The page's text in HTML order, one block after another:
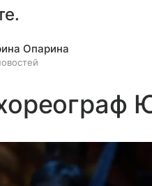
Опарина